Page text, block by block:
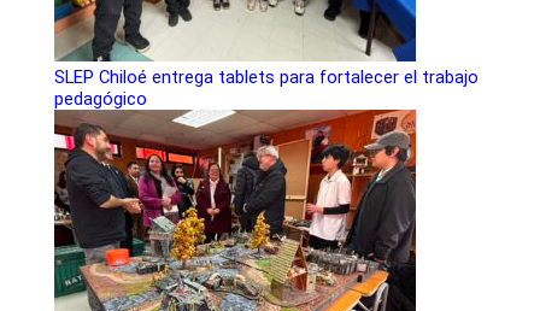
SLEP Chiloé entrega tablets para fortalecer el trabajo
pedagógico